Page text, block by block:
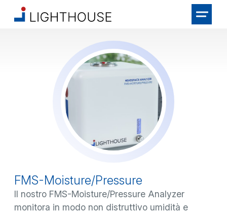
FMS-Moisture/Pressure
Il nostro FMS-Moisture/Pressure Analyzer
monitora in modo non distruttivo umidità e